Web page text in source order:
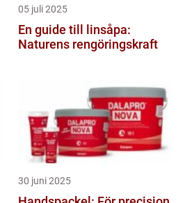
05 juli 2025
En guide till linsåpa:
Naturens rengöringskraft
30 juni 2025